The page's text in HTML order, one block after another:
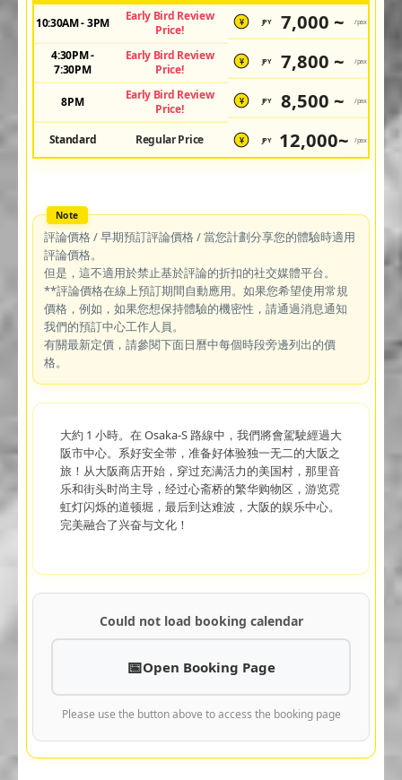
10:30AM - 3PM
Early Bird Review
Price!
¥ JPY 7,000 ~ /pax
4:30PM -
7:30PM
Early Bird Review
Price!
¥ JPY 7,800 ~ /pax
8PM
Early Bird Review
Price!
¥ JPY 8,500 ~ /pax
Standard Regular Price ¥ JPY 12,000~ /pax
評論價格 / 早期預訂評論價格 / 當您計劃分享您的體驗時適用
評論價格。
但是，這不適用於禁止基於評論的折扣的社交媒體平台。
**評論價格在線上預訂期間自動應用。如果您希望使用常規
價格，例如，如果您想保持體驗的機密性，請通過消息通知
我們的預訂中心工作人員。
有關最新定價，請參閱下面日曆中每個時段旁邊列出的價
格。
大約 1 小時。在 Osaka-S 路線中，我們將會駕駛經過大
阪市中心。系好安全带，准备好体验独一无二的大阪之
旅！从大阪商店开始，穿过充满活力的美国村，那里音
乐和街头时尚主导，经过心斋桥的繁华购物区，游览霓
虹灯闪烁的道顿堀，最后到达难波，大阪的娱乐中心。
完美融合了兴奋与文化！
Could not load booking calendar
Open Booking Page
Please use the button above to access the booking page